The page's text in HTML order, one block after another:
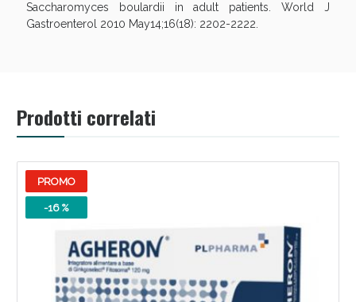
Saccharomyces boulardii in adult patients. World J
Gastroenterol 2010 May14;16(18): 2202-2222.
Prodotti correlati
PROMO
-16 %
Scopri le offerte di Oggi